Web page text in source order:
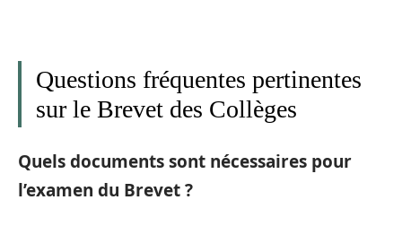
Questions fréquentes pertinentes
sur le Brevet des Collèges
Quels documents sont nécessaires pour
l’examen du Brevet ?